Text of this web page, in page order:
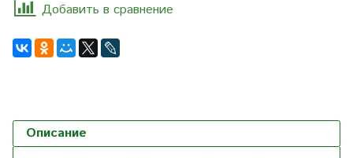
Добавить в сравнение
Описание